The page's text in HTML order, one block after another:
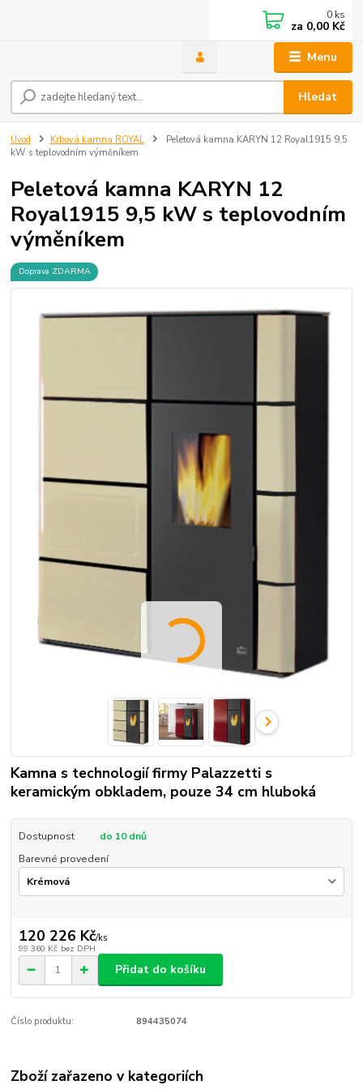
Menu
Hledat
0 ks
za 0,00 Kč
Úvod Krbová kamna ROYAL
Peletová kamna KARYN 12 Royal1915 9,5
kW s teplovodním výměníkem
Peletová kamna KARYN 12
Royal1915 9,5 kW s teplovodním
výměníkem
Doprava ZDARMA
Kamna s technologií firmy Palazzetti s
keramickým obkladem, pouze 34 cm hluboká
Dostupnost
do 10 dnů
Barevné provedení
120 226 Kč/ks
99 360 Kč bez DPH
Přidat do košíku
Číslo produktu: 894435074
Zboží zařazeno v kategoriích